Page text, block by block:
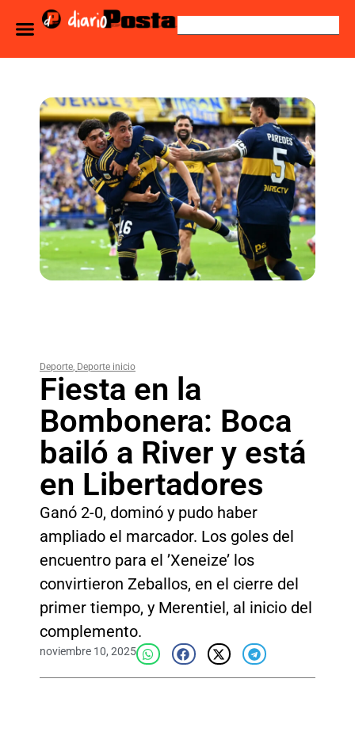
Deporte, Deporte inicio
Fiesta en la
Bombonera: Boca
bailó a River y está
en Libertadores
Ganó 2-0, dominó y pudo haber
ampliado el marcador. Los goles del
encuentro para el ’Xeneize’ los
convirtieron Zeballos, en el cierre del
primer tiempo, y Merentiel, al inicio del
complemento.
noviembre 10, 2025